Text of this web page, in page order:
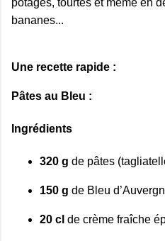
bananes...
Une recette rapide :
Pâtes au Bleu :
Ingrédients
320 g de pâtes
150 g de Bleu
20 cl de crème fraîche